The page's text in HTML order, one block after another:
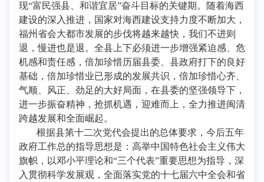
现“富民强县、和谐宜居”奋斗目标的关键期。随着海西
建设的深入推进，国家对海西建设支持力度不断加大，
福州省会大都市发展的步伐将越来越快，我们不进则
退，慢进也是退。全县上下必须进一步增强紧迫感、危
机感和责任感，倍加珍惜历届县委、县政府打下的良好
基础，倍加珍惜业已形成的发展共识，倍加珍惜心齐、
气顺、风正、劲足的大好局面，在县委的坚强领导下，
进一步振奋精神，抢抓机遇，迎难而上，全力推进闽清
跨越发展和全面崛起。
根据县第十二次党代会提出的总体要求，今后五年
政府工作总的指导思想是：高举中国特色社会主义伟大
旗帜，以邓小平理论和“三个代表”重要思想为指导，深
入贯彻科学发展观，全面落实党的十七届六中全会和省